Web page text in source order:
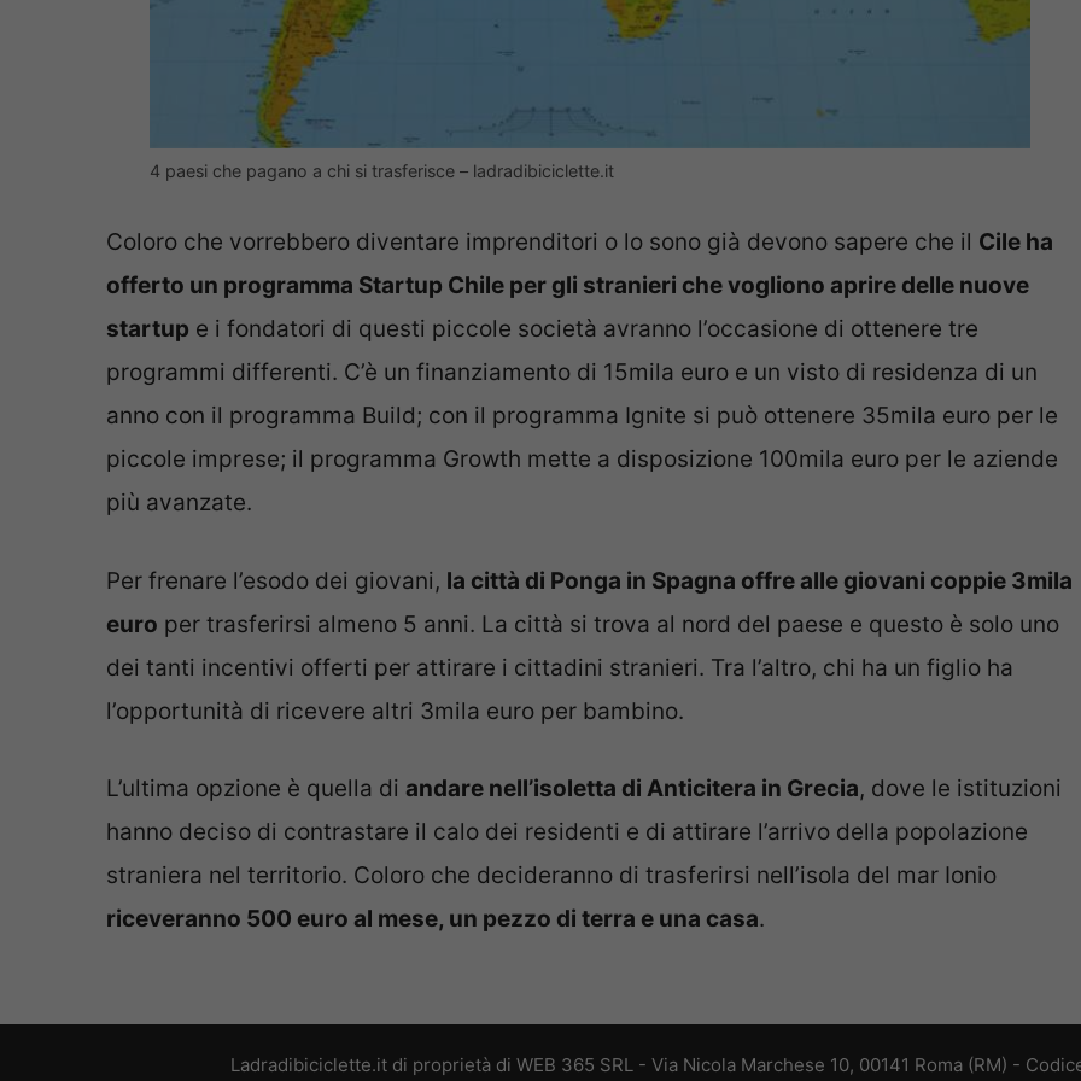
4 paesi che pagano a chi si trasferisce – ladradibiciclette.it
Coloro che vorrebbero diventare imprenditori o lo sono già devono sapere che il Cile ha
offerto un programma Startup Chile per gli stranieri che vogliono aprire delle nuove
startup e i fondatori di questi piccole società avranno l’occasione di ottenere tre
programmi differenti. C’è un finanziamento di 15mila euro e un visto di residenza di un
anno con il programma Build; con il programma Ignite si può ottenere 35mila euro per le
piccole imprese; il programma Growth mette a disposizione 100mila euro per le aziende
più avanzate.
Per frenare l’esodo dei giovani, la città di Ponga in Spagna offre alle giovani coppie 3mila
euro per trasferirsi almeno 5 anni. La città si trova al nord del paese e questo è solo uno
dei tanti incentivi offerti per attirare i cittadini stranieri. Tra l’altro, chi ha un figlio ha
l’opportunità di ricevere altri 3mila euro per bambino.
L’ultima opzione è quella di andare nell’isoletta di Anticitera in Grecia, dove le istituzioni
hanno deciso di contrastare il calo dei residenti e di attirare l’arrivo della popolazione
straniera nel territorio. Coloro che decideranno di trasferirsi nell’isola del mar Ionio
riceveranno 500 euro al mese, un pezzo di terra e una casa.
Ladradibiciclette.it di proprietà di WEB 365 SRL - Via Nicola Marchese 10, 00141 Roma (RM) -